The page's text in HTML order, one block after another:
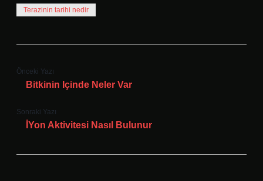
Terazinin tarihi nedir
Önceki Yazı
Bitkinin Içinde Neler Var
Sonraki Yazı
İYon Aktivitesi Nasıl Bulunur